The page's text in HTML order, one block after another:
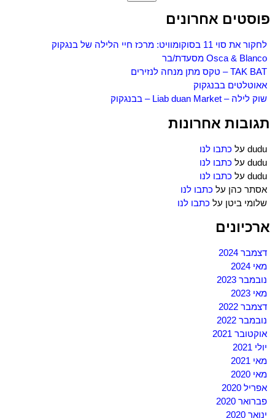
פוסטים אחרונים
לחקור את סוי 11 בסוקומוויט: מרכז חיי הלילה של בנגקוק
Osca & Blanco מסעדת/בר
TAK BAT – טקס מתן מנחה לנזירים
אאוטלטים בבנגקוק
שוק לילה – Liab duan Market – בבנגקוק
תגובות אחרונות
dudu על כתבו לנו
dudu על כתבו לנו
dudu על כתבו לנו
אסתר כהן על כתבו לנו
שלומי ביטן על כתבו לנו
ארכיונים
דצמבר 2024
מאי 2024
נובמבר 2023
מאי 2023
דצמבר 2022
נובמבר 2022
אוקטובר 2021
יולי 2021
מאי 2021
מאי 2020
אפריל 2020
פברואר 2020
ינואר 2020